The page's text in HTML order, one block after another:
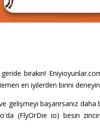
bırakın!
en iyilerden birini
gelişmeyi başarırsanız
(FlyOrDie io) besin